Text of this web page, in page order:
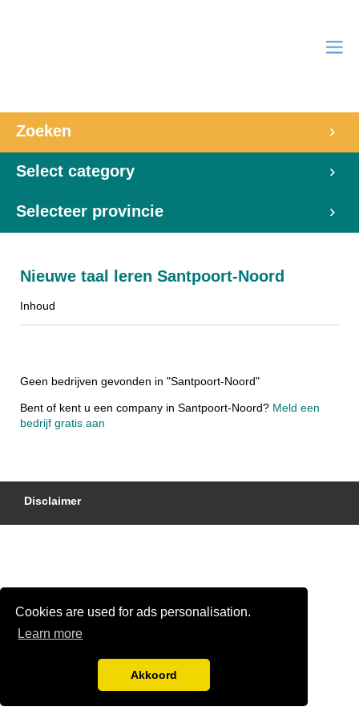
Cookies are used for ads personalisation.
Learn more
Akkoord
Zoeken
Select category
Selecteer provincie
Nieuwe taal leren Santpoort-Noord
Inhoud
Geen bedrijven gevonden in "Santpoort-Noord"
Bent of kent u een company in Santpoort-Noord? Meld een
bedrijf gratis aan
Disclaimer